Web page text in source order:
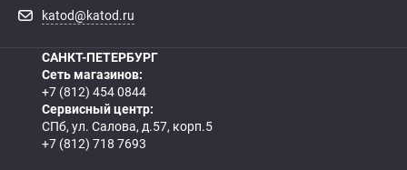
katod@katod.ru
САНКТ-ПЕТЕРБУРГ
Сеть магазинов:
+7 (812) 454 0844
Сервисный центр:
СПб, ул. Салова, д.57, корп.5
+7 (812) 718 7693